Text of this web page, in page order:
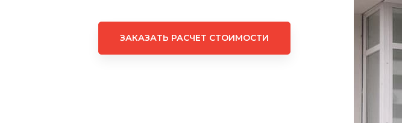
ЗАКАЗАТЬ РАСЧЕТ СТОИМОСТИ